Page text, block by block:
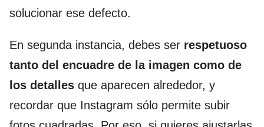
solucionar ese defecto.
En segunda instancia, debes ser respetuoso
tanto del encuadre de la imagen como de
los detalles que aparecen alrededor, y
recordar que Instagram sólo permite subir